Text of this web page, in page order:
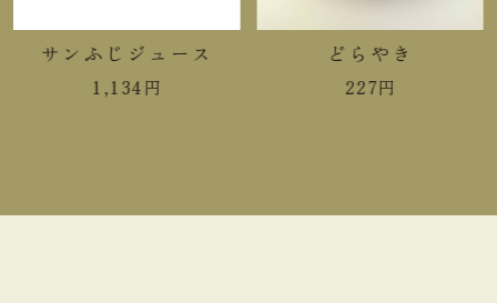
中(￥22) ４～６箱
サンふじジュース
1,134円
どらやき
227円